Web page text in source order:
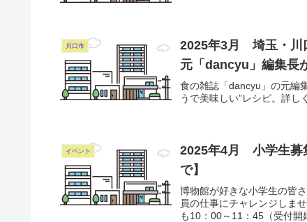
川口市
2025年3月 埼玉・川
元「dancyu」編集長
食の雑誌「dancyu」の元編
うで美味しい”レシピ。詳し
イベント
2025年4月 小学生募
で】
博物館が好きな小学生の皆
員の仕事にチャレンジしま
も10：00～11：45（受付開